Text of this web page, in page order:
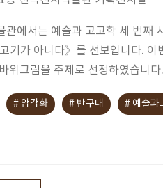
관에서는 예술과 고고학 세 번째
고기가 아니다》를 선보입니다. 이
위그림을 주제로 선정하였습니다.
# 암각화 # 반구대 # 예술과